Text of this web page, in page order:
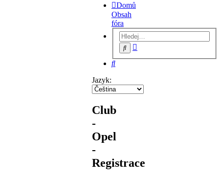
Domů
Obsah
fóra
Hledat
Hledat
Jazyk:
Club
-
Opel
-
Registrace